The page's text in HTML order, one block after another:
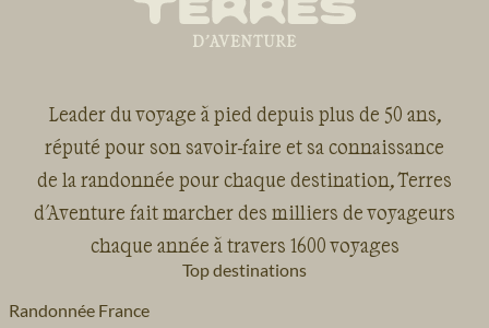
Leader du voyage à pied depuis plus de 50 ans,
réputé pour son savoir-faire et sa connaissance
de la randonnée pour chaque destination, Terres
d'Aventure fait marcher des milliers de voyageurs
chaque année à travers 1600 voyages
Top destinations
Randonnée France